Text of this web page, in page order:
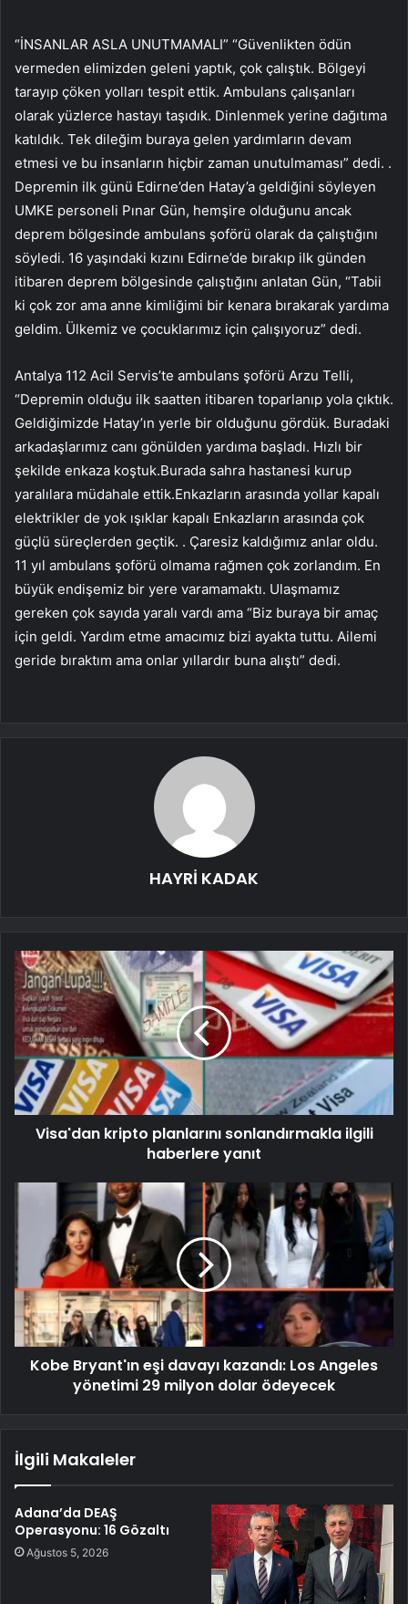
“İNSANLAR ASLA UNUTMAMALI” “Güvenlikten ödün
vermeden elimizden geleni yaptık, çok çalıştık. Bölgeyi
tarayıp çöken yolları tespit ettik. Ambulans çalışanları
olarak yüzlerce hastayı taşıdık. Dinlenmek yerine dağıtıma
katıldık. Tek dileğim buraya gelen yardımların devam
etmesi ve bu insanların hiçbir zaman unutulmaması” dedi. .
Depremin ilk günü Edirne’den Hatay’a geldiğini söyleyen
UMKE personeli Pınar Gün, hemşire olduğunu ancak
deprem bölgesinde ambulans şoförü olarak da çalıştığını
söyledi. 16 yaşındaki kızını Edirne’de bırakıp ilk günden
itibaren deprem bölgesinde çalıştığını anlatan Gün, “Tabii
ki çok zor ama anne kimliğimi bir kenara bırakarak yardıma
geldim. Ülkemiz ve çocuklarımız için çalışıyoruz” dedi.
Antalya 112 Acil Servis’te ambulans şoförü Arzu Telli,
“Depremin olduğu ilk saatten itibaren toparlanıp yola çıktık.
Geldiğimizde Hatay’ın yerle bir olduğunu gördük. Buradaki
arkadaşlarımız canı gönülden yardıma başladı. Hızlı bir
şekilde enkaza koştuk.Burada sahra hastanesi kurup
yaralılara müdahale ettik.Enkazların arasında yollar kapalı
elektrikler de yok ışıklar kapalı Enkazların arasında çok
güçlü süreçlerden geçtik. . Çaresiz kaldığımız anlar oldu.
11 yıl ambulans şoförü olmama rağmen çok zorlandım. En
büyük endişemiz bir yere varamamaktı. Ulaşmamız
gereken çok sayıda yaralı vardı ama “Biz buraya bir amaç
için geldi. Yardım etme amacımız bizi ayakta tuttu. Ailemi
geride bıraktım ama onlar yıllardır buna alıştı” dedi.
HAYRİ KADAK
Visa'dan kripto planlarını sonlandırmakla ilgili
haberlere yanıt
Kobe Bryant'ın eşi davayı kazandı: Los Angeles
yönetimi 29 milyon dolar ödeyecek
İlgili Makaleler
Adana’da DEAŞ
Operasyonu: 16 Gözaltı
Ağustos 5, 2026